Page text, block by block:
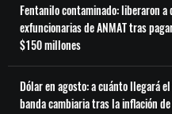
Fentanilo contaminado: liberaron a
exfuncionarias de ANMAT tras
$150 millones
Dólar en agosto: a cuánto llegará
banda cambiaria tras la inflación